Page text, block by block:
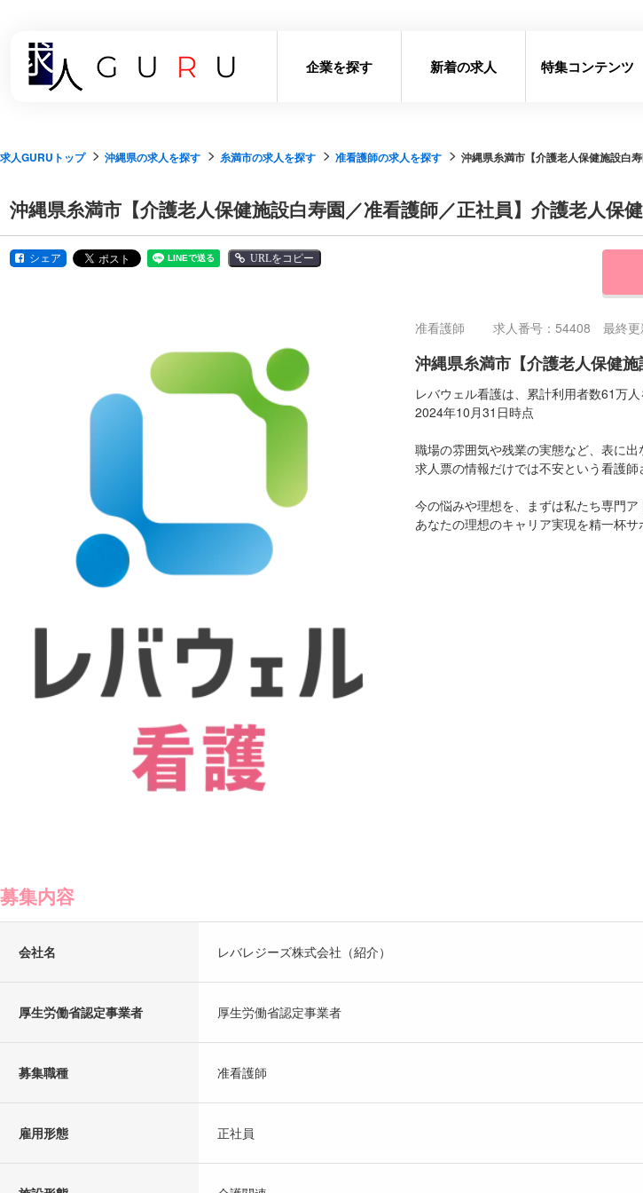
企業を探す 新着の求人 特集コンテンツ
求人GURUトップ 沖縄県の求人を探す 糸満市の求人を探す 准看護師の求人を探す 沖縄県糸満市【介護老人保健施設白
沖縄県糸満市【介護老人保健施設白寿園／准看護師／正社員】介護老人保
シェア URLをコピー
准看護師 求人番号：54408 最終更
沖縄県糸満市【介護老人保健
レバウェル看護は、累計利用者数61万
2024年10月31日時点
職場の雰囲気や残業の実態など、表に出
求人票の情報だけでは不安という看護
今の悩みや理想を、まずは私たち専門ア
あなたの理想のキャリア実現を精一杯サ
募集内容
会社名 レバレジーズ株式会社（紹介）
厚生労働省認定事業者 厚生労働省認定事業者
募集職種 准看護師
雇用形態 正社員